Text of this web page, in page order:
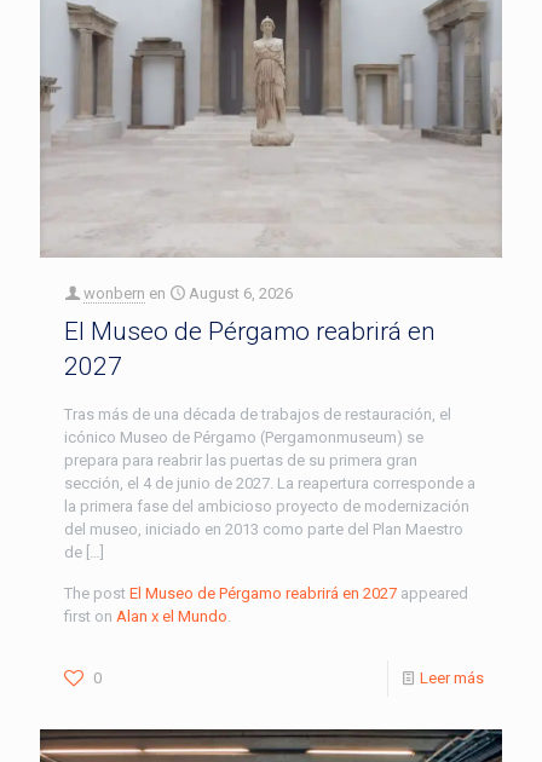
wonbern en August 6, 2026
El Museo de Pérgamo reabrirá en
2027
Tras más de una década de trabajos de restauración, el
icónico Museo de Pérgamo (Pergamonmuseum) se
prepara para reabrir las puertas de su primera gran
sección, el 4 de junio de 2027. La reapertura corresponde a
la primera fase del ambicioso proyecto de modernización
del museo, iniciado en 2013 como parte del Plan Maestro
de […]
The post El Museo de Pérgamo reabrirá en 2027 appeared
first on Alan x el Mundo.
0 Leer más